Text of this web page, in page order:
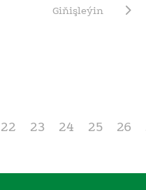
Giňişleýin
22 23 24 25 26